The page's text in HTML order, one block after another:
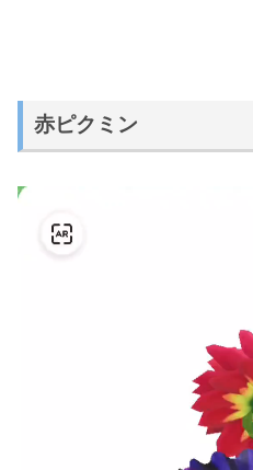
赤ピクミン